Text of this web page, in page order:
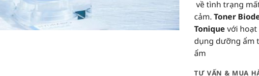
về tình trạng
cảm. Toner
Tonique với hoạt
dụng dưỡng ẩm
ẩm
TƯ VẤN & MUA